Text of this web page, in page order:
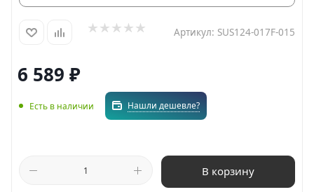
Артикул: SUS124-017F-015
6 589 ₽
Есть в наличии Нашли дешевле?
В корзину